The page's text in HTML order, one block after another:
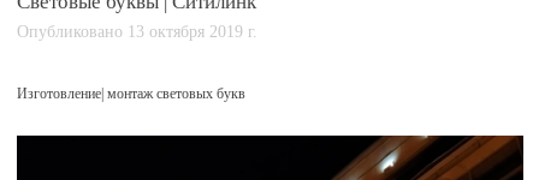
Опубликовано 13 октября 2019 г.
Изготовление| монтаж световых букв